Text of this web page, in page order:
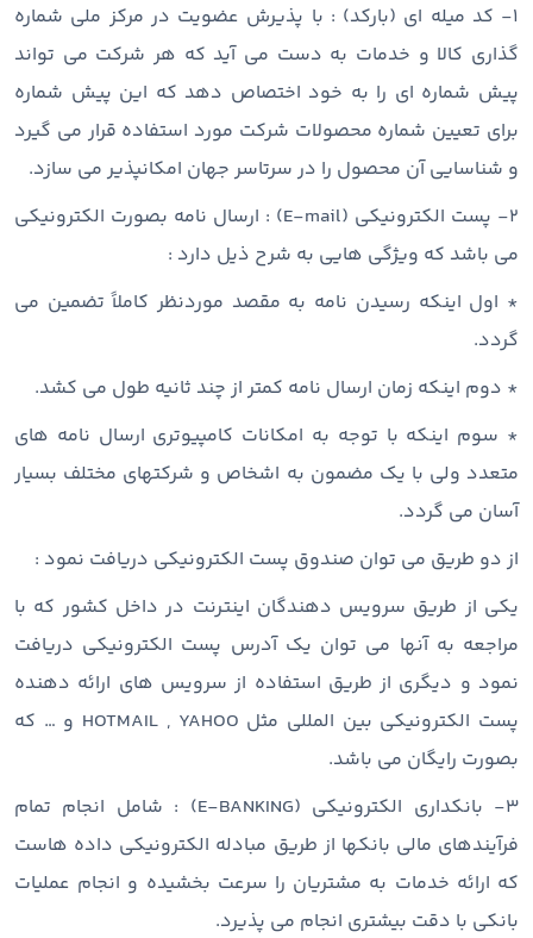
۱- کد میله ای (بارکد) : با پذیرش عضویت در مرکز ملی شماره
گذاری کالا و خدمات به دست می آید که هر شرکت می تواند
پیش شماره ای را به خود اختصاص دهد که این پیش شماره
برای تعیین شماره محصولات شرکت مورد استفاده قرار می گیرد
و شناسایی آن محصول را در سرتاسر جهان امکانپذیر می سازد.
۲- پست الکترونیکی (E-mail) : ارسال نامه بصورت الکترونیکی
می باشد که ویژگی هایی به شرح ذیل دارد :
* اول اینکه رسیدن نامه به مقصد موردنظر کاملاً تضمین می
گردد.
* دوم اینکه زمان ارسال نامه کمتر از چند ثانیه طول می کشد.
* سوم اینکه با توجه به امکانات کامپیوتری ارسال نامه های
متعدد ولی با یک مضمون به اشخاص و شرکتهای مختلف بسیار
آسان می گردد.
از دو طریق می توان صندوق پست الکترونیکی دریافت نمود :
یکی از طریق سرویس دهندگان اینترنت در داخل کشور که با
مراجعه به آنها می توان یک آدرس پست الکترونیکی دریافت
نمود و دیگری از طریق استفاده از سرویس های ارائه دهنده
پست الکترونیکی بین المللی مثل HOTMAIL , YAHOO و … که
بصورت رایگان می باشد.
۳- بانکداری الکترونیکی (E-BANKING) : شامل انجام تمام
فرآیندهای مالی بانکها از طریق مبادله الکترونیکی داده هاست
که ارائه خدمات به مشتریان را سرعت بخشیده و انجام عملیات
بانکی با دقت بیشتری انجام می پذیرد.